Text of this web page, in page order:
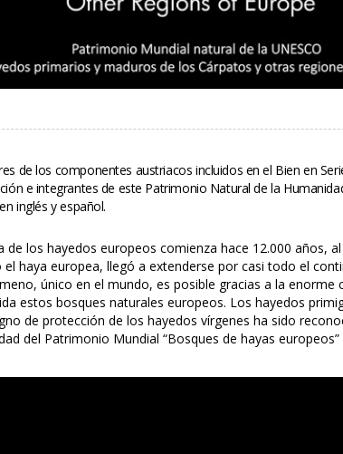
de los componentes austriacos incluidos en el Bien en
e integrantes de este Patrimonio Natural de la
inglés y español.
de los hayedos europeos comienza hace 12.000 años,
haya europea, llegó a extenderse por casi todo el
único en el mundo, es posible gracias a la
estos bosques naturales europeos. Los hayedos
de protección de los hayedos vírgenes ha sido
del Patrimonio Mundial “Bosques de hayas